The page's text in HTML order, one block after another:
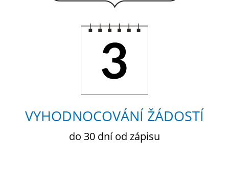
VYHODNOCOVÁNÍ ŽÁDOSTÍ
do 30 dní od zápisu